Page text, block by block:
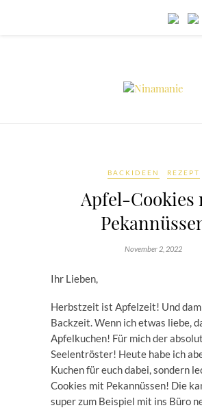
BACKIDEEN REZEPT
Apfel-Cookies
November 2, 2022
Ihr Lieben,
Herbstzeit ist Apfelzeit! Und
Backzeit. Wenn ich etwas liebe,
Apfelkuchen! Für mich der
Seelentröster! Heute habe ich
Kuchen für euch dabei, sondern
Cookies mit Pekannüssen! Die
super zum Beispiel mit ins Büro